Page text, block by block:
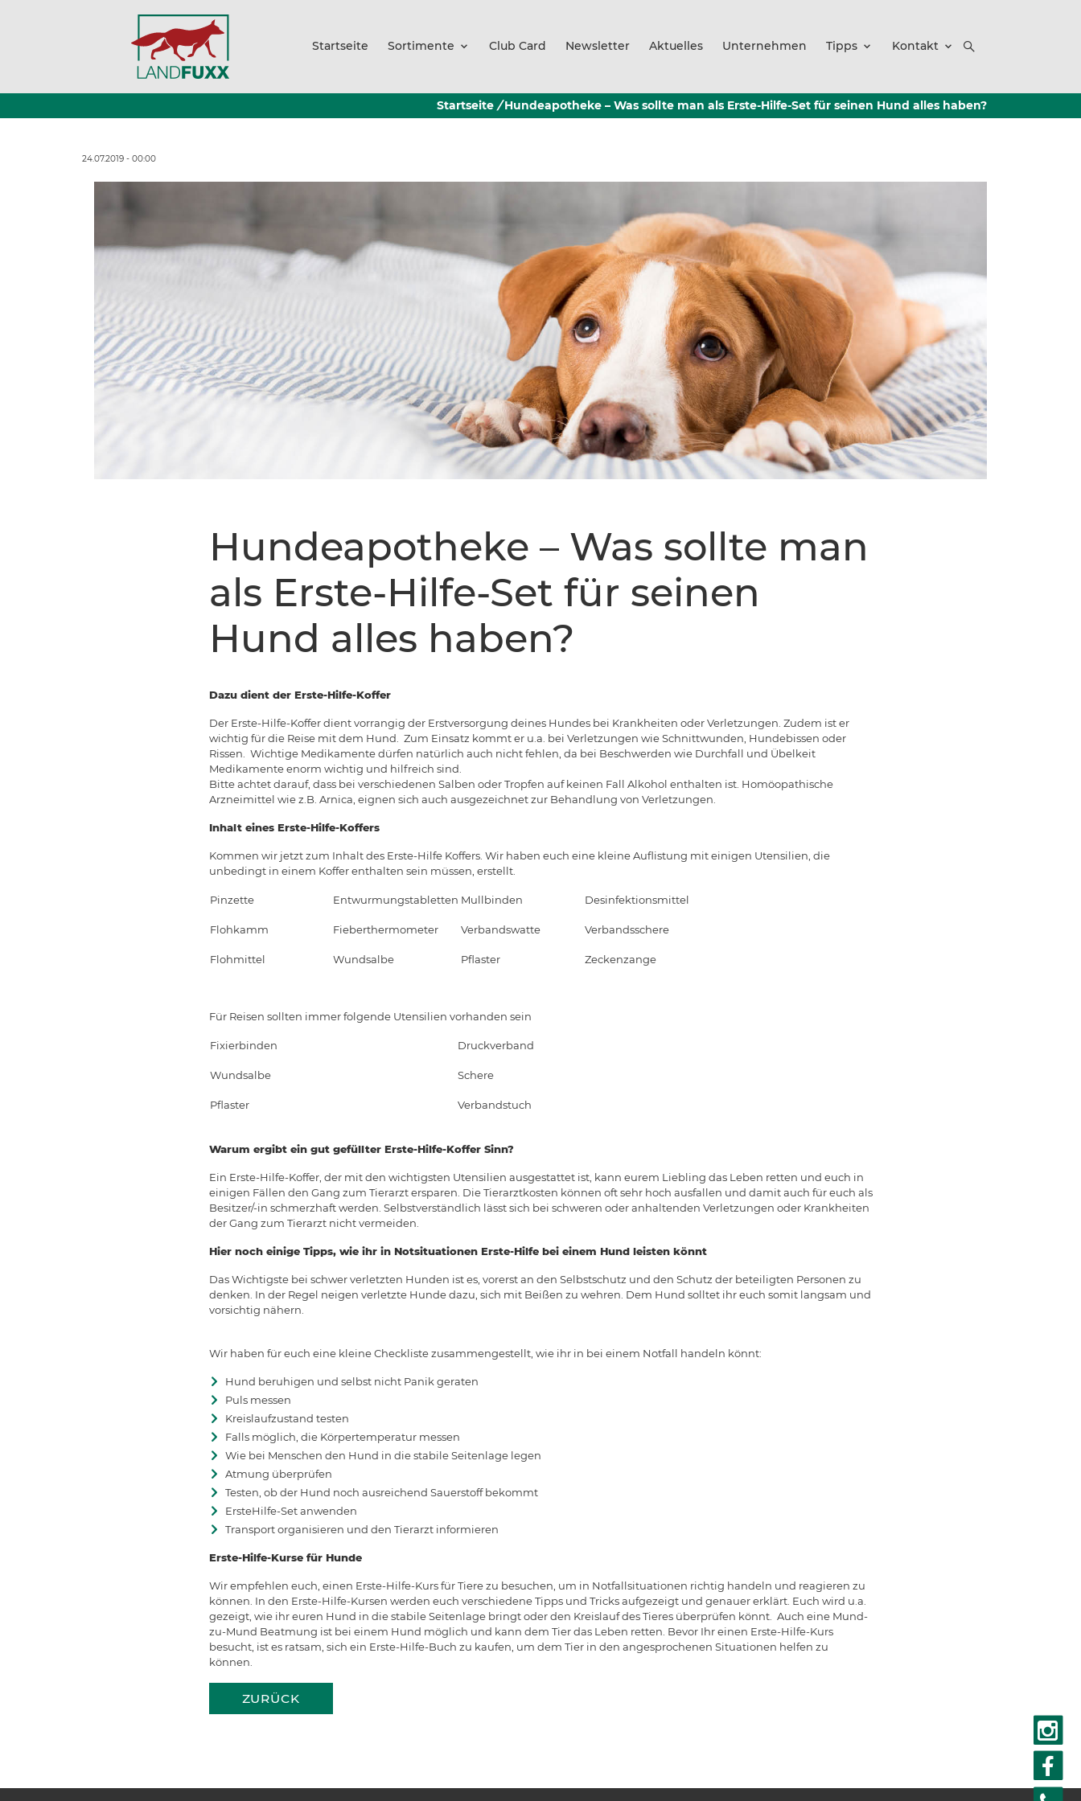
Startseite Sortimente Club Card Newsletter Aktuelles Unternehmen Tipps Kontakt
Startseite / Hundeapotheke – Was sollte man als Erste-Hilfe-Set für seinen Hund alles haben?
24.07.2019 - 00:00
Hundeapotheke – Was sollte man
als Erste-Hilfe-Set für seinen
Hund alles haben?
Dazu dient der Erste-Hilfe-Koffer
Der Erste-Hilfe-Koffer dient vorrangig der Erstversorgung deines Hundes bei Krankheiten oder Verletzungen. Zudem ist er
wichtig für die Reise mit dem Hund. Zum Einsatz kommt er u.a. bei Verletzungen wie Schnittwunden, Hundebissen oder
Rissen. Wichtige Medikamente dürfen natürlich auch nicht fehlen, da bei Beschwerden wie Durchfall und Übelkeit
Medikamente enorm wichtig und hilfreich sind.
Bitte achtet darauf, dass bei verschiedenen Salben oder Tropfen auf keinen Fall Alkohol enthalten ist. Homöopathische
Arzneimittel wie z.B. Arnica, eignen sich auch ausgezeichnet zur Behandlung von Verletzungen.
Inhalt eines Erste-Hilfe-Koffers
Kommen wir jetzt zum Inhalt des Erste-Hilfe Koffers. Wir haben euch eine kleine Auflistung mit einigen Utensilien, die
unbedingt in einem Koffer enthalten sein müssen, erstellt.
Pinzette Entwurmungstabletten Mullbinden Desinfektionsmittel
Flohkamm Fieberthermometer Verbandswatte Verbandsschere
Flohmittel Wundsalbe Pflaster Zeckenzange
Für Reisen sollten immer folgende Utensilien vorhanden sein
Fixierbinden Druckverband
Wundsalbe Schere
Pflaster Verbandstuch
Warum ergibt ein gut gefüllter Erste-Hilfe-Koffer Sinn?
Ein Erste-Hilfe-Koffer, der mit den wichtigsten Utensilien ausgestattet ist, kann eurem Liebling das Leben retten und euch in
einigen Fällen den Gang zum Tierarzt ersparen. Die Tierarztkosten können oft sehr hoch ausfallen und damit auch für euch als
Besitzer/-in schmerzhaft werden. Selbstverständlich lässt sich bei schweren oder anhaltenden Verletzungen oder Krankheiten
der Gang zum Tierarzt nicht vermeiden.
Hier noch einige Tipps, wie ihr in Notsituationen Erste-Hilfe bei einem Hund leisten könnt
Das Wichtigste bei schwer verletzten Hunden ist es, vorerst an den Selbstschutz und den Schutz der beteiligten Personen zu
denken. In der Regel neigen verletzte Hunde dazu, sich mit Beißen zu wehren. Dem Hund solltet ihr euch somit langsam und
vorsichtig nähern.
Wir haben für euch eine kleine Checkliste zusammengestellt, wie ihr in bei einem Notfall handeln könnt:
Hund beruhigen und selbst nicht Panik geraten
Puls messen
Kreislaufzustand testen
Falls möglich, die Körpertemperatur messen
Wie bei Menschen den Hund in die stabile Seitenlage legen
Atmung überprüfen
Testen, ob der Hund noch ausreichend Sauerstoff bekommt
ErsteHilfe-Set anwenden
Transport organisieren und den Tierarzt informieren
Erste-Hilfe-Kurse für Hunde
Wir empfehlen euch, einen Erste-Hilfe-Kurs für Tiere zu besuchen, um in Notfallsituationen richtig handeln und reagieren zu
können. In den Erste-Hilfe-Kursen werden euch verschiedene Tipps und Tricks aufgezeigt und genauer erklärt. Euch wird u.a.
gezeigt, wie ihr euren Hund in die stabile Seitenlage bringt oder den Kreislauf des Tieres überprüfen könnt. Auch eine Mund-
zu-Mund Beatmung ist bei einem Hund möglich und kann dem Tier das Leben retten. Bevor Ihr einen Erste-Hilfe-Kurs
besucht, ist es ratsam, sich ein Erste-Hilfe-Buch zu kaufen, um dem Tier in den angesprochenen Situationen helfen zu
können.
ZURÜCK